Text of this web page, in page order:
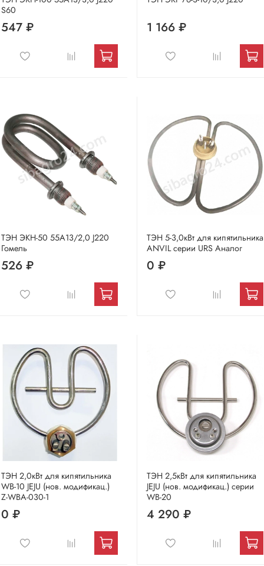
S60
547 ₽ 1 166 ₽
ТЭН ЭКН-50 55А13/2,0 J220
Гомель
526 ₽
ТЭН 5-3,0кВт для кипятильника
ANVIL серии URS Аналог
0 ₽
ТЭН 2,0кВт для кипятильника
WB-10 JEJU (нов. модификац.)
Z-WBA-030-1
0 ₽
ТЭН 2,5кВт для кипятильника
JEJU (нов. модификац.) серии
WB-20
4 290 ₽